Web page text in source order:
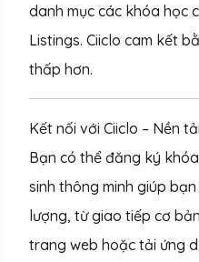
danh mục các khóa học
Listings. Ciiclo cam kết
thấp hơn.
Kết nối với Ciiclo – Nền
Bạn có thể đăng ký
sinh thông minh giúp
lượng, từ giao tiếp cơ
trang web hoặc tải ứng